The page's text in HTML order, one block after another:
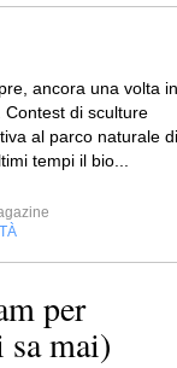
ancora una volta in
Contest di sculture
al parco naturale di
tempi il bio...
per
sa mai)